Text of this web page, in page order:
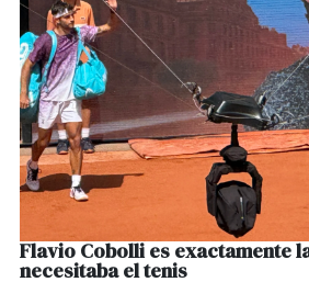
Flavio Cobolli es exactamente
necesitaba el tenis